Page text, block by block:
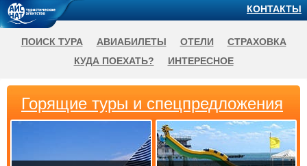
Горящие туры и спецпредложения
КОНТАКТЫ
ПОИСК ТУРА АВИАБИЛЕТЫ ОТЕЛИ
СТРАХОВКА
КУДА ПОЕХАТЬ?
ИНТЕРЕСНОЕ